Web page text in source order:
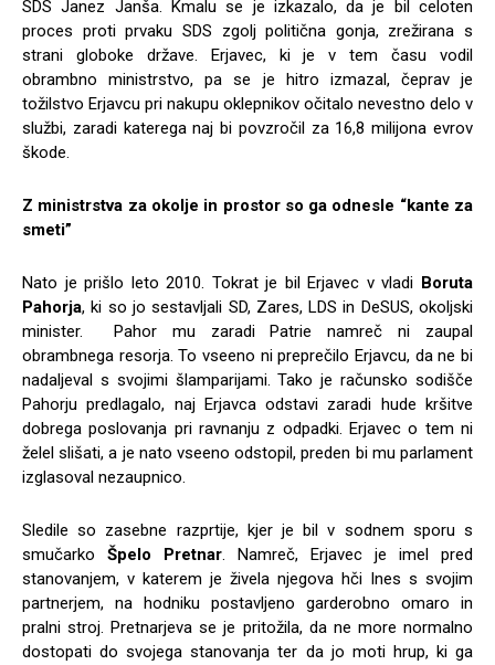
SDS Janez Janša. Kmalu se je izkazalo, da je bil celoten
proces proti prvaku SDS zgolj politična gonja, zrežirana s
strani globoke države. Erjavec, ki je v tem času vodil
obrambno ministrstvo, pa se je hitro izmazal, čeprav je
tožilstvo Erjavcu pri nakupu oklepnikov očitalo nevestno delo v
službi, zaradi katerega naj bi povzročil za 16,8 milijona evrov
škode.
Z ministrstva za okolje in prostor so ga odnesle “kante za
smeti”
Nato je prišlo leto 2010. Tokrat je bil Erjavec v vladi Boruta
Pahorja, ki so jo sestavljali SD, Zares, LDS in DeSUS, okoljski
minister. Pahor mu zaradi Patrie namreč ni zaupal
obrambnega resorja. To vseeno ni preprečilo Erjavcu, da ne bi
nadaljeval s svojimi šlamparijami. Tako je računsko sodišče
Pahorju predlagalo, naj Erjavca odstavi zaradi hude kršitve
dobrega poslovanja pri ravnanju z odpadki. Erjavec o tem ni
želel slišati, a je nato vseeno odstopil, preden bi mu parlament
izglasoval nezaupnico.
Sledile so zasebne razprtije, kjer je bil v sodnem sporu s
smučarko Špelo Pretnar. Namreč, Erjavec je imel pred
stanovanjem, v katerem je živela njegova hči Ines s svojim
partnerjem, na hodniku postavljeno garderobno omaro in
pralni stroj. Pretnarjeva se je pritožila, da ne more normalno
dostopati do svojega stanovanja ter da jo moti hrup, ki ga